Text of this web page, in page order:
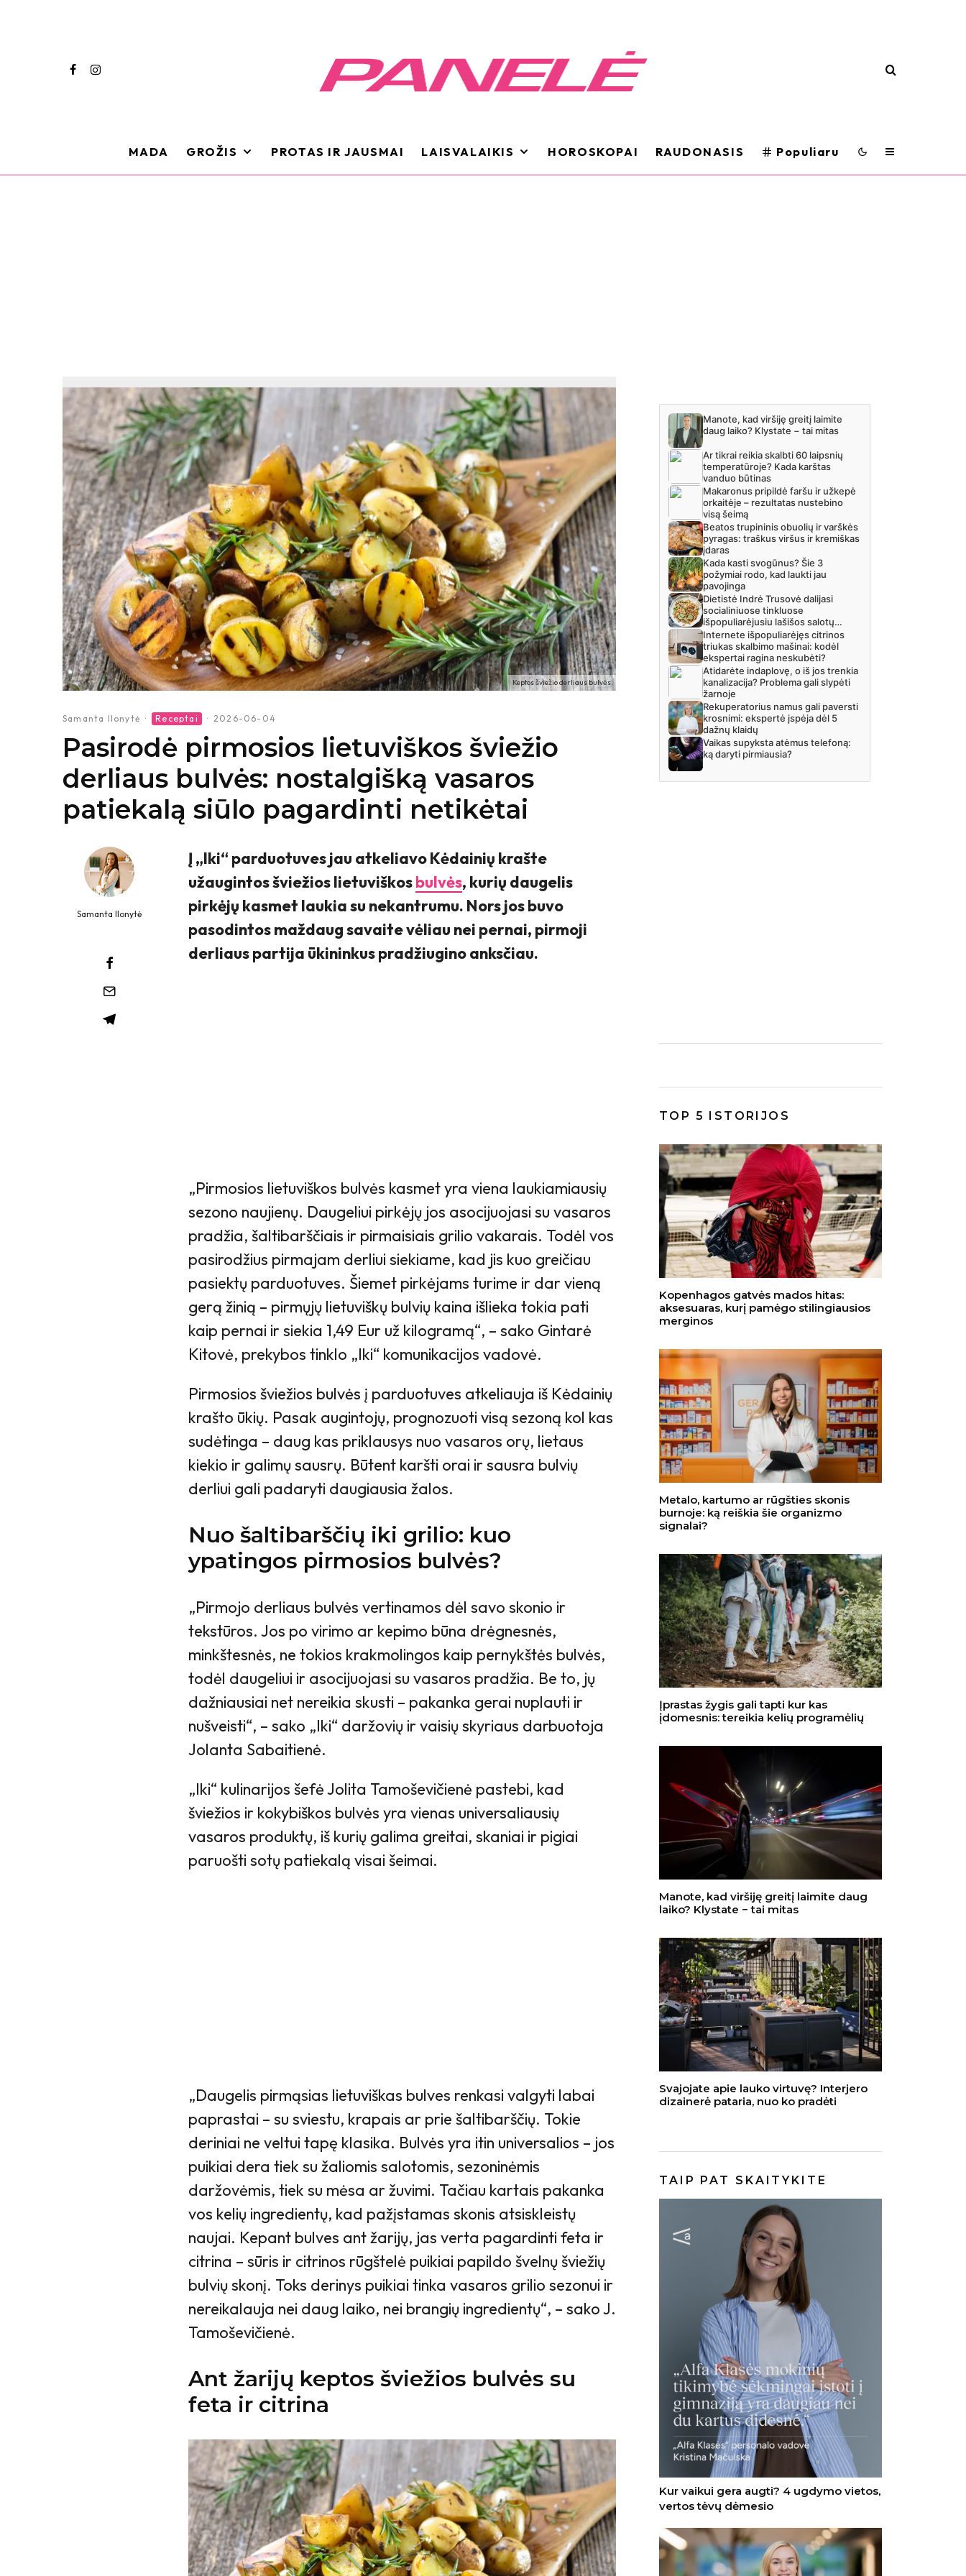
MADA GROŽIS PROTAS IR JAUSMAI LAISVALAIKIS HOROSKOPAI RAUDONASIS Populiaru
Keptos šviežio derliaus bulvės
Samanta Ilonytė · Receptai · 2026-06-04
Pasirodė pirmosios lietuviškos šviežio
derliaus bulvės: nostalgišką vasaros
patiekalą siūlo pagardinti netikėtai
Samanta Ilonytė
Į „Iki“ parduotuves jau atkeliavo Kėdainių krašte
užaugintos šviežios lietuviškosbulvės, kurių daugelis
pirkėjų kasmet laukia su nekantrumu. Nors jos buvo
pasodintos maždaug savaite vėliau nei pernai, pirmoji
derliaus partija ūkininkus pradžiugino anksčiau.
„Pirmosios lietuviškos bulvės kasmet yra viena laukiamiausių
sezono naujienų. Daugeliui pirkėjų jos asocijuojasi su vasaros
pradžia, šaltibarščiais ir pirmaisiais grilio vakarais. Todėl vos
pasirodžius pirmajam derliui siekiame, kad jis kuo greičiau
pasiektų parduotuves. Šiemet pirkėjams turime ir dar vieną
gerą žinią – pirmųjų lietuviškų bulvių kaina išlieka tokia pati
kaip pernai ir siekia 1,49 Eur už kilogramą“, – sako Gintarė
Kitovė, prekybos tinklo „Iki“ komunikacijos vadovė.
Pirmosios šviežios bulvės į parduotuves atkeliauja iš Kėdainių
krašto ūkių. Pasak augintojų, prognozuoti visą sezoną kol kas
sudėtinga – daug kas priklausys nuo vasaros orų, lietaus
kiekio ir galimų sausrų. Būtent karšti orai ir sausra bulvių
derliui gali padaryti daugiausia žalos.
Nuo šaltibarščių iki grilio: kuo
ypatingos pirmosios bulvės?
„Pirmojo derliaus bulvės vertinamos dėl savo skonio ir
tekstūros. Jos po virimo ar kepimo būna drėgnesnės,
minkštesnės, ne tokios krakmolingos kaip pernykštės bulvės,
todėl daugeliui ir asocijuojasi su vasaros pradžia. Be to, jų
dažniausiai net nereikia skusti – pakanka gerai nuplauti ir
nušveisti“, – sako „Iki“ daržovių ir vaisių skyriaus darbuotoja
Jolanta Sabaitienė.
„Iki“ kulinarijos šefė Jolita Tamoševičienė pastebi, kad
šviežios ir kokybiškos bulvės yra vienas universaliausių
vasaros produktų, iš kurių galima greitai, skaniai ir pigiai
paruošti sotų patiekalą visai šeimai.
„Daugelis pirmąsias lietuviškas bulves renkasi valgyti labai
paprastai – su sviestu, krapais ar prie šaltibarščių. Tokie
deriniai ne veltui tapę klasika. Bulvės yra itin universalios – jos
puikiai dera tiek su žaliomis salotomis, sezoninėmis
daržovėmis, tiek su mėsa ar žuvimi. Tačiau kartais pakanka
vos kelių ingredientų, kad pažįstamas skonis atsiskleistų
naujai. Kepant bulves ant žarijų, jas verta pagardinti feta ir
citrina – sūris ir citrinos rūgštelė puikiai papildo švelnų šviežių
bulvių skonį. Toks derinys puikiai tinka vasaros grilio sezonui ir
nereikalauja nei daug laiko, nei brangių ingredientų“, – sako J.
Tamoševičienė.
Ant žarijų keptos šviežios bulvės su
feta ir citrina
TOP 5 ISTORIJOS
Kopenhagos gatvės mados hitas:
aksesuaras, kurį pamėgo stilingiausios
merginos
Metalo, kartumo ar rūgšties skonis
burnoje: ką reiškia šie organizmo
signalai?
Įprastas žygis gali tapti kur kas
įdomesnis: tereikia kelių programėlių
Manote, kad viršiję greitį laimite daug
laiko? Klystate − tai mitas
Svajojate apie lauko virtuvę? Interjero
dizainerė pataria, nuo ko pradėti
TAIP PAT SKAITYKITE
Kur vaikui gera augti? 4 ugdymo vietos,
vertos tėvų dėmesio